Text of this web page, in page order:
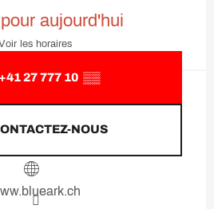
aujourd'hui
les horaires
+41 27 777 10 ▒▒
NOUS